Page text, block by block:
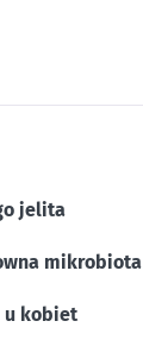
jelita
mikrobiota
kobiet